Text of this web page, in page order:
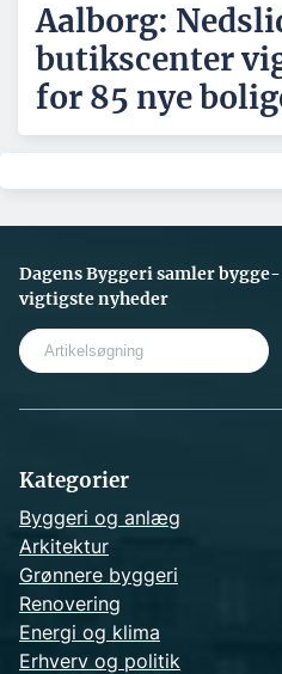
Aalborg:
butikscenter
for 85 nye
Dagens Byggeri samler
vigtigste nyheder
Kategorier
Byggeri og anlæg
Arkitektur
Grønnere byggeri
Renovering
Energi og klima
Erhverv og politik